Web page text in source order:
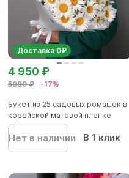
Доставка 0₽
5990 ₽ -17%
4 950 ₽
Букет из 25 садовых ромашек в
корейской матовой пленке
Нет в наличии В 1 клик